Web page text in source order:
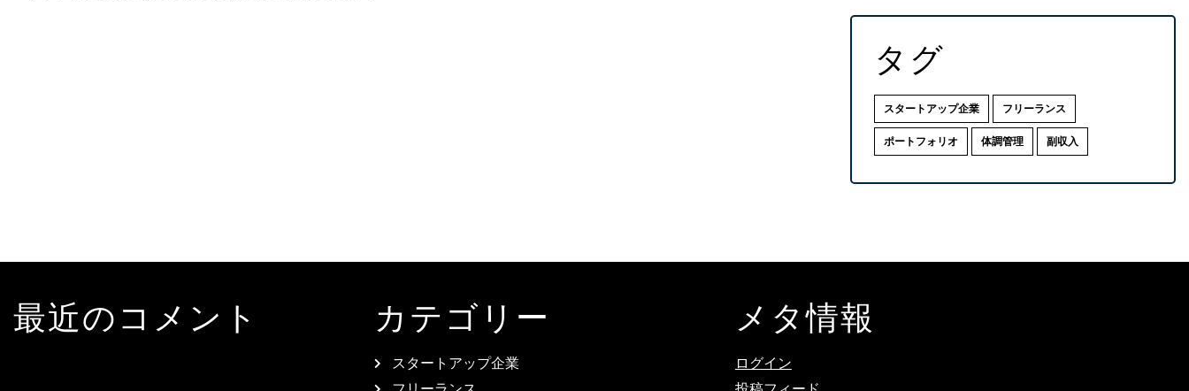
タグ
スタートアップ企業 フリーランス
ポートフォリオ 体調管理 副収入
最近のコメント カテゴリー
スタートアップ企業
メタ情報
ログイン